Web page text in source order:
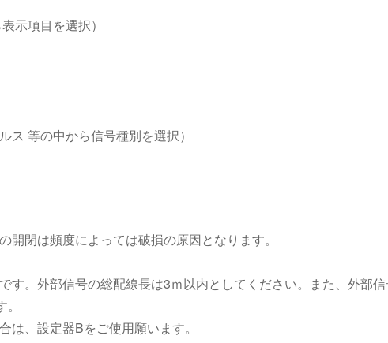
示項目を選択）
ス 等の中から信号種別を選択）
閉は頻度によっては破損の原因となります。
。外部信号の総配線長は3ｍ以内としてください。また、外部
、設定器Bをご使用願います。